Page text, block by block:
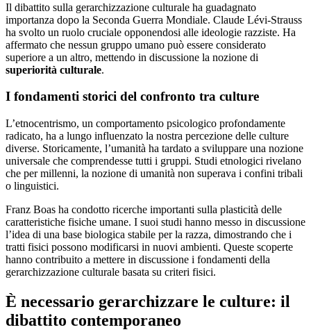
Il dibattito sulla gerarchizzazione culturale ha guadagnato
importanza dopo la Seconda Guerra Mondiale. Claude Lévi-Strauss
ha svolto un ruolo cruciale opponendosi alle ideologie razziste. Ha
affermato che nessun gruppo umano può essere considerato
superiore a un altro, mettendo in discussione la nozione di
superiorità culturale.
I fondamenti storici del confronto tra culture
L’etnocentrismo, un comportamento psicologico profondamente
radicato, ha a lungo influenzato la nostra percezione delle culture
diverse. Storicamente, l’umanità ha tardato a sviluppare una nozione
universale che comprendesse tutti i gruppi. Studi etnologici rivelano
che per millenni, la nozione di umanità non superava i confini tribali
o linguistici.
Franz Boas ha condotto ricerche importanti sulla plasticità delle
caratteristiche fisiche umane. I suoi studi hanno messo in discussione
l’idea di una base biologica stabile per la razza, dimostrando che i
tratti fisici possono modificarsi in nuovi ambienti. Queste scoperte
hanno contribuito a mettere in discussione i fondamenti della
gerarchizzazione culturale basata su criteri fisici.
È necessario gerarchizzare le culture: il
dibattito contemporaneo